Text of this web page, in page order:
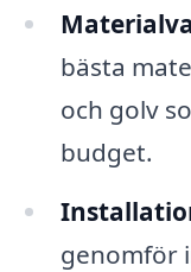
bästa
och golv
budget.
genomför